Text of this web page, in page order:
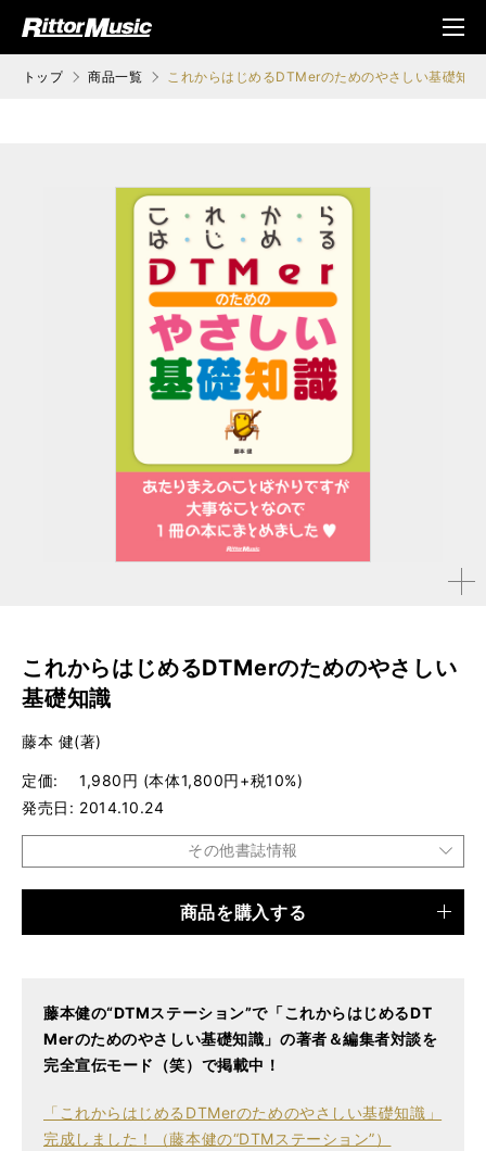
ジック (Rittor Musi
メニ
ュ
トップ 商品一覧 これからはじめるDTMerのためのやさしい基礎知識
拡大す
これからはじめるDTMerのためのやさしい
基礎知識
藤本 健(著)
定価
1,980円 (本体1,800円+税10%)
発売日
2014.10.24
その他書誌情報
商品を購入する
藤本健の“DTMステーション”で「これからはじめるDT
Merのためのやさしい基礎知識」の著者＆編集者対談を
完全宣伝モード（笑）で掲載中！
「これからはじめるDTMerのためのやさしい基礎知識」
完成しました！（藤本健の“DTMステーション”）